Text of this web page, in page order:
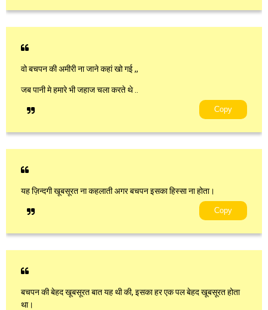
वो बचपन की अमीरी ना जाने कहां खो गई ,,
जब पानी मे हमारे भी जहाज चला करते थे ..
Copy
यह ज़िन्दगी खूबसूरत ना कहलाती अगर बचपन इसका हिस्सा ना होता।
Copy
बचपन की बेहद खूबसूरत बात यह थी की, इसका हर एक पल बेहद खूबसूरत होता
था।